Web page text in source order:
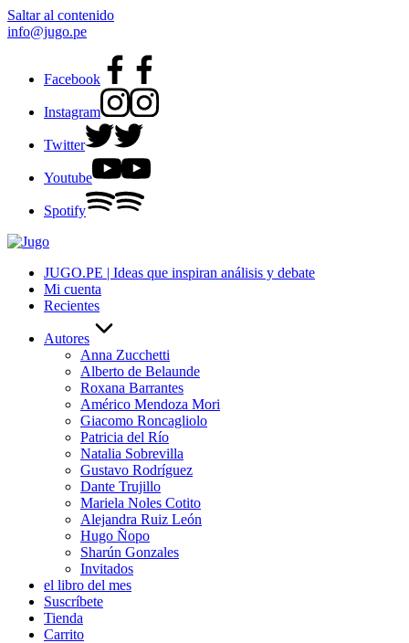
Saltar al contenido
info@jugo.pe
Facebook
Instagram
Twitter
Youtube
Spotify
JUGO.PE | Ideas que inspiran análisis y debate
Mi cuenta
Recientes
Autores
Anna Zucchetti
Alberto de Belaunde
Roxana Barrantes
Américo Mendoza Mori
Giacomo Roncagliolo
Patricia del Río
Natalia Sobrevilla
Gustavo Rodríguez
Dante Trujillo
Mariela Noles Cotito
Alejandra Ruiz León
Hugo Ñopo
Sharún Gonzales
Invitados
el libro del mes
Suscríbete
Tienda
Carrito